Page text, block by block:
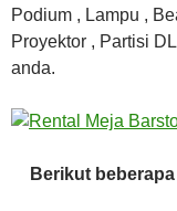
Podium , Lampu ,
Proyektor , Partisi
anda.
Berikut